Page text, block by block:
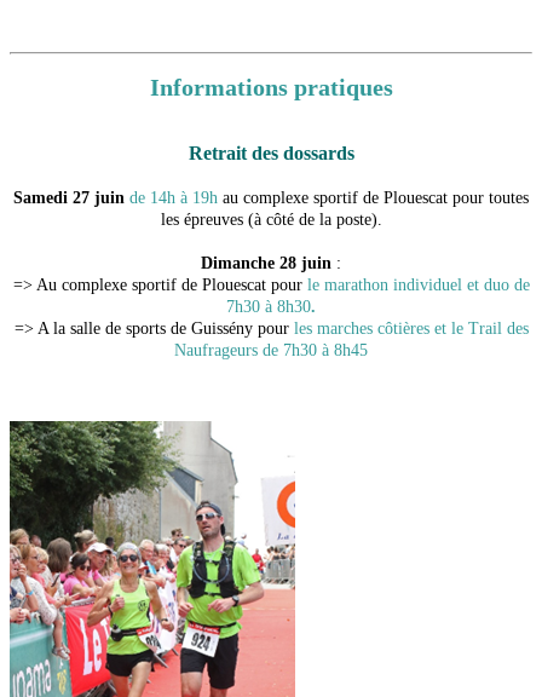
Informations pratiques
Retrait des dossards
Samedi 27 juin de 14h à 19h au complexe sportif de Plouescat pour toutes
les épreuves (à côté de la poste).
Dimanche 28 juin :
=> Au complexe sportif de Plouescat pour le marathon individuel et duo de
7h30 à 8h30.
=> A la salle de sports de Guissény pourles marches côtières et le Trail des
Naufrageurs de 7h30 à 8h45